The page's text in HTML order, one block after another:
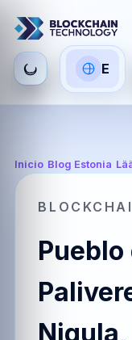
idioma
E
ES
Español
HI
ZH
Inicio/ Blog Estonia